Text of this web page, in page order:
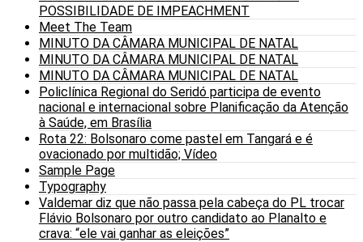
POSSIBILIDADE DE IMPEACHMENT
Meet The Team
MINUTO DA CÂMARA MUNICIPAL DE NATAL
MINUTO DA CÂMARA MUNICIPAL DE NATAL
MINUTO DA CÂMARA MUNICIPAL DE NATAL
Policlínica Regional do Seridó participa de evento
nacional e internacional sobre Planificação da Atenção
à Saúde, em Brasília
Rota 22: Bolsonaro come pastel em Tangará e é
ovacionado por multidão; Vídeo
Sample Page
Typography
Valdemar diz que não passa pela cabeça do PL trocar
Flávio Bolsonaro por outro candidato ao Planalto e
crava: “ele vai ganhar as eleições”